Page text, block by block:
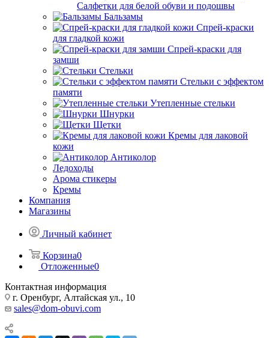
Салфетки для белой обуви и подошвы
Бальзамы
Спрей-краски
для гладкой кожи
Спрей-краски для
замши
Стельки
Стельки с эффектом
памяти
Утепленные стельки
Шнурки
Щетки
Кремы для лаковой
кожи
Антиколор
Ледоходы
Арома стикеры
Кремы
Компания
Магазины
Личный кабинет
Корзина0
Отложенные0
Контактная информация
г. Оренбург, Алтайская ул., 10
sales@dom-obuvi.com